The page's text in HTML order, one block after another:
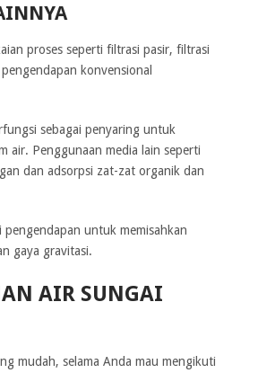
proses seperti filtrasi pasir, filtrasi
konvensional
sebagai penyaring untuk
air. Penggunaan media lain seperti
dan adsorpsi zat-zat organik dan
untuk memisahkan
gaya gravitasi.
AIR SUNGAI
mudah, selama Anda mau mengikuti